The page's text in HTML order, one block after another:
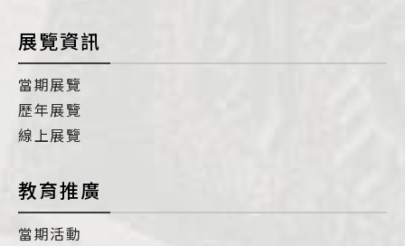
展覽資訊
當期展覽
歷年展覽
線上展覽
教育推廣
當期活動